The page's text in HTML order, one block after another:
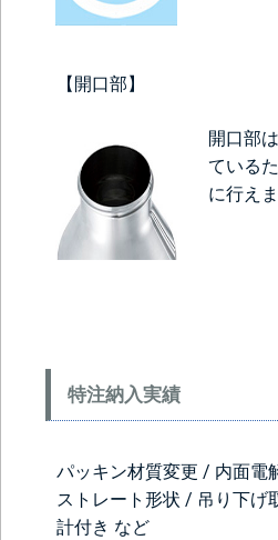
【開口部】
開口部
ている
に行えま
特注納入実績
パッキン材質変更 / 内面電
ストレート形状 / 吊り下げ
計付き など